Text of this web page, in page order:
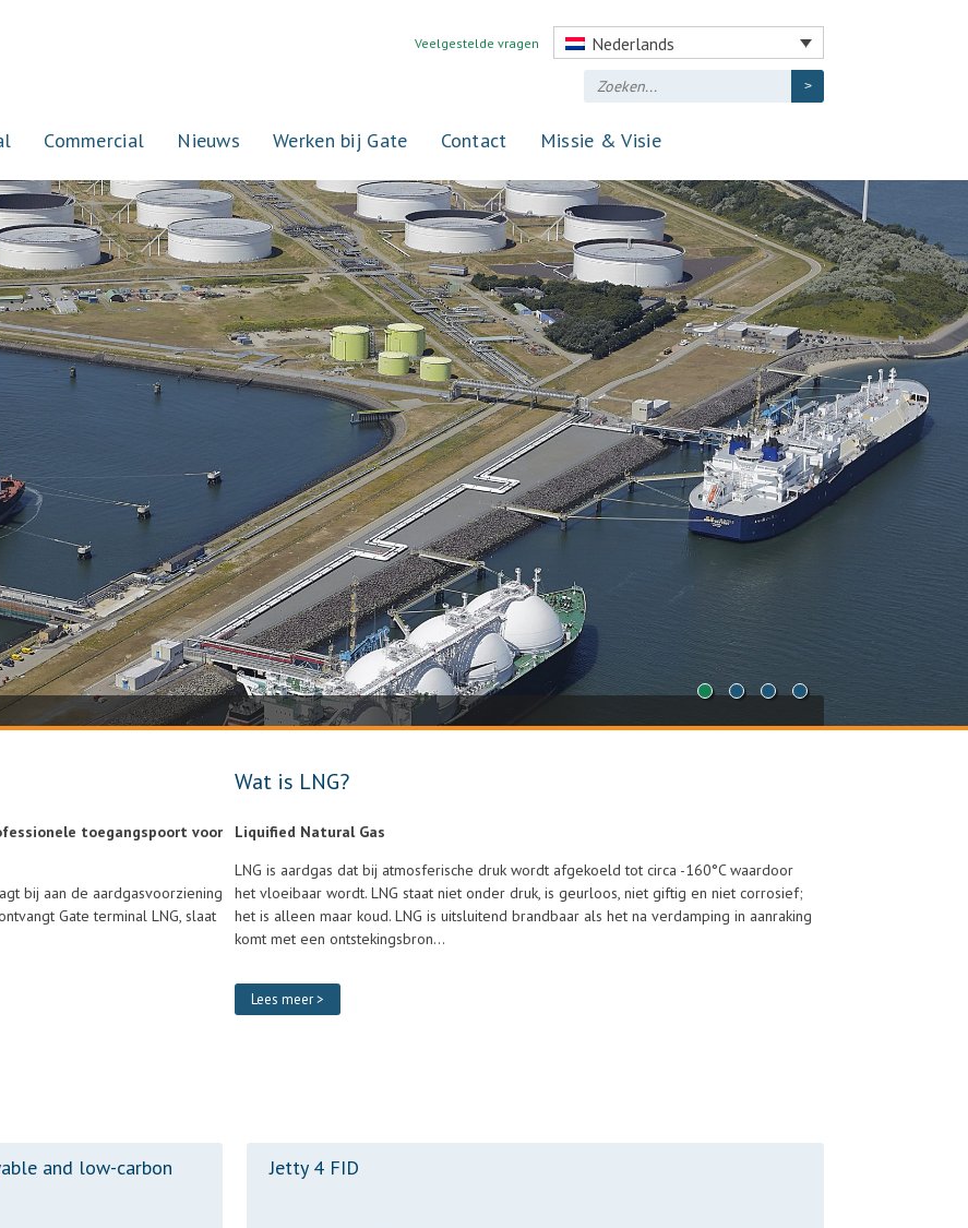
Veelgestelde vragen Nederlands
Commercial Nieuws Werken bij Gate Contact Missie & Visie
1 2 3 4
toegangspoort voor
bij aan de aardgasvoorziening
Gate terminal LNG, slaat
Wat is LNG?
Liquified Natural Gas
LNG is aardgas dat bij atmosferische druk wordt afgekoeld tot circa -160°C waardoor
het vloeibaar wordt. LNG staat niet onder druk, is geurloos, niet giftig en niet corrosief;
het is alleen maar koud. LNG is uitsluitend brandbaar als het na verdamping in aanraking
komt met een ontstekingsbron…
Lees meer >
and low-carbon
Jetty 4 FID